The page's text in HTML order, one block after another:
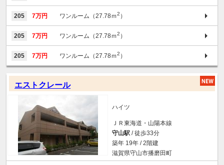
205 7万円 ワンルーム（27.78ｍ2 ）
205 7万円 ワンルーム（27.78ｍ2 ）
205 7万円 ワンルーム（27.78ｍ2 ）
エストクレール
ハイツ
ＪＲ東海道・山陽本線
守山駅 / 徒歩33分
築年 19年 / 2階建
滋賀県守山市播磨田町